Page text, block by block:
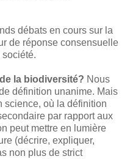
débats en cours sur la
de réponse consensuelle
la biodiversité? Nous
définition unanime. Mais
science, où la définition
par rapport aux
peut mettre en lumière
(décrire, expliquer,
non plus de strict